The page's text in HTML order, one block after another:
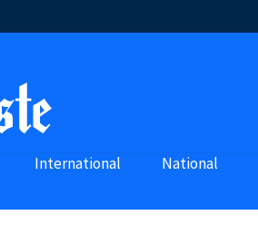
International National